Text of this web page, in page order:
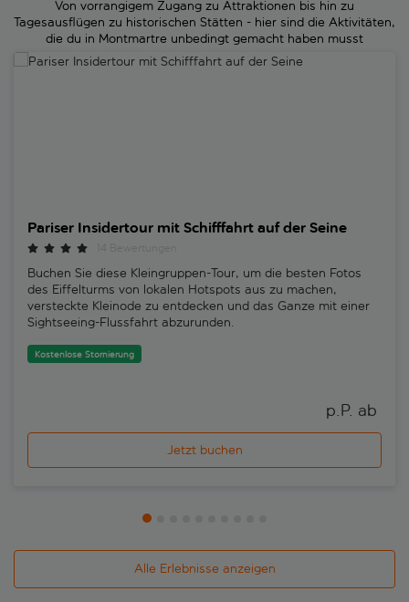
Von vorrangigem Zugang zu Attraktionen bis hin zu
Tagesausflügen zu historischen Stätten - hier sind die Aktivitäten,
die du in Montmartre unbedingt gemacht haben musst
Pariser Insidertour mit Schifffahrt auf der Seine
Pariser Insidertour mit Schifffahrt auf der Seine
Buchen Sie diese Kleingruppen-Tour, um die besten Fotos
des Eiffelturms von lokalen Hotspots aus zu machen,
versteckte Kleinode zu entdecken und das Ganze mit einer
Sightseeing-Flussfahrt abzurunden.
Kostenlose Stornierung
p.P. ab
Jetzt buchen
Alle Erlebnisse anzeigen